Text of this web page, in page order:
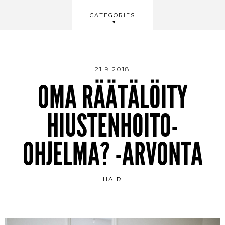
CATEGORIES
BEAUTY
21.9.2018
OMA RÄÄTÄLÖITY
HIUSTENHOITO-
OHJELMA? -ARVONTA
HAIR